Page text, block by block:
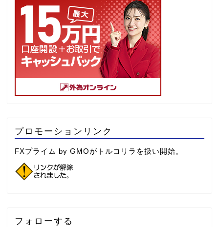
プロモーションリンク
FXプライム by GMOがトルコリラを扱い開始。
フォローする